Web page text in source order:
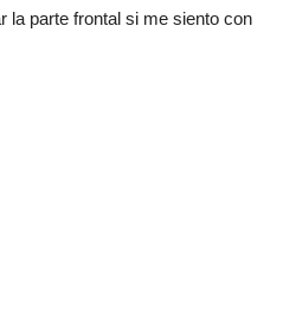
la parte frontal si me siento con